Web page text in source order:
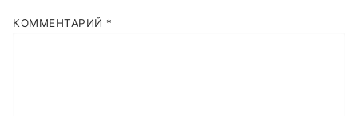
КОММЕНТАРИЙ *